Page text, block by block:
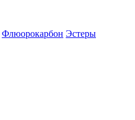
Флюорокарбон Эстеры